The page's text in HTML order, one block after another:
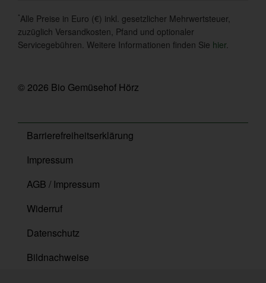
*Alle Preise in Euro (€) inkl. gesetzlicher Mehrwertsteuer,
zuzüglich Versandkosten, Pfand und optionaler
Servicegebühren. Weitere Informationen finden Sie hier.
© 2026 Bio Gemüsehof Hörz
Barrierefreiheitserklärung
Impressum
AGB / Impressum
Widerruf
Datenschutz
Bildnachweise